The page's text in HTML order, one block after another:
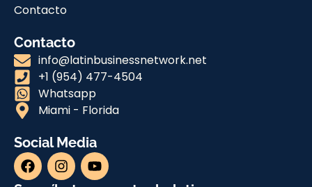
Contacto
Contacto
info@latinbusinessnetwork.net
+1 (954) 477-4504
Whatsapp
Miami - Florida
Social Media